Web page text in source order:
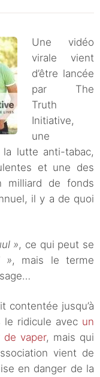
Une vidéo
virale vient
d’être lancée
par The
Truth
Initiative,
une
la lutte anti-tabac,
et une des
milliard de fonds
il y a de quoi
», ce qui peut se
», mais le terme
contentée jusqu’à
ridicule avec un
de vaper, mais qui
vient de
en danger de la